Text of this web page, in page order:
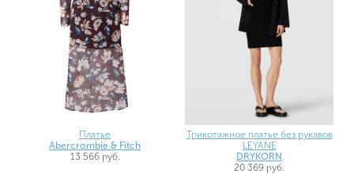
Платье
Abercrombie & Fitch
13 566 руб.
Трикотажное платье без рукавов
LEYANE
DRYKORN
20 369 руб.